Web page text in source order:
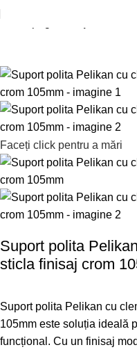
Faceți click pentru a mări
Suport polita
sticla finisaj crom
Suport polita Pelikan cu
105mm este soluția ideală
funcțional. Cu un finisaj